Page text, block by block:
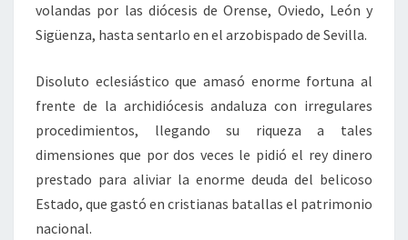
volandas por las diócesis de Orense, Oviedo, León y
Sigüenza, hasta sentarlo en el arzobispado de Sevilla.
Disoluto eclesiástico que amasó enorme fortuna al
frente de la archidiócesis andaluza con irregulares
procedimientos, llegando su riqueza a tales
dimensiones que por dos veces le pidió el rey dinero
prestado para aliviar la enorme deuda del belicoso
Estado, que gastó en cristianas batallas el patrimonio
nacional.